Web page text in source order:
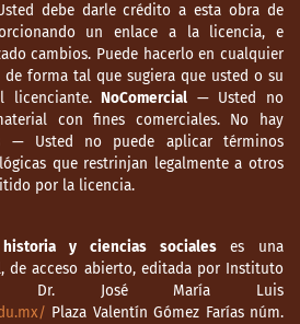
debe darle crédito a esta obra de
un enlace a la licencia, e
cambios. Puede hacerlo en cualquier
forma tal que sugiera que usted o su
licenciante.NoComercial — Usted no
con fines comerciales. No hay
— Usted no puede aplicar términos
que restrinjan legalmente a otros
por la licencia.
y ciencias socialeses una
de acceso abierto, editada por Instituto
Dr. José María Luis
Plaza Valentín Gómez Farías núm.